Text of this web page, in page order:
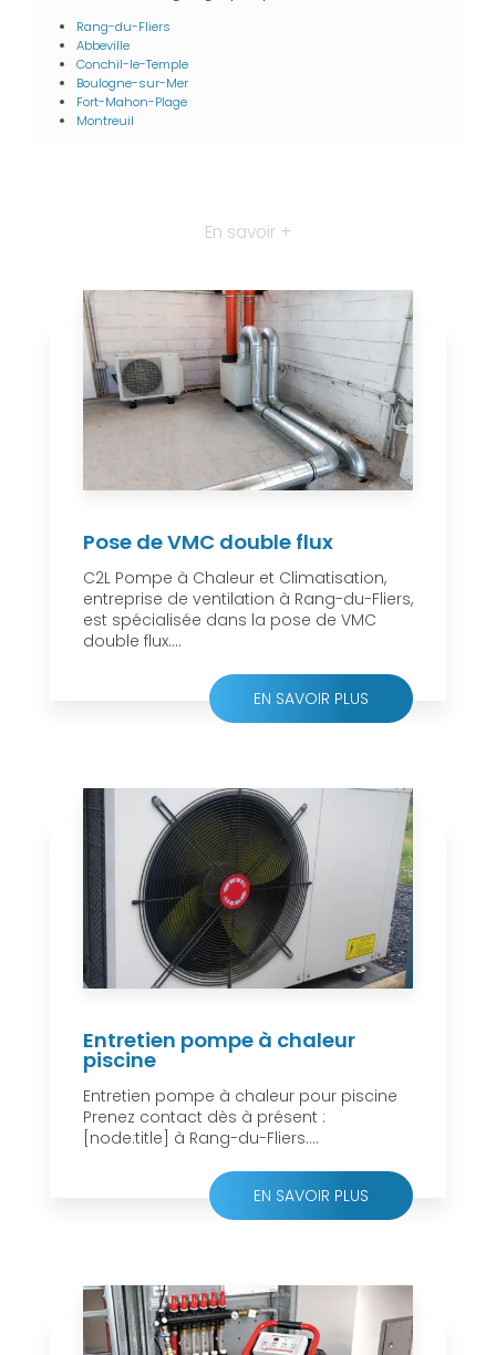
Rang-du-Fliers
Abbeville
Conchil-le-Temple
Boulogne-sur-Mer
Fort-Mahon-Plage
Montreuil
En savoir +
Pose de VMC double flux
C2L Pompe à Chaleur et Climatisation,
entreprise de ventilation à Rang-du-Fliers,
est spécialisée dans la pose de VMC
double flux....
EN SAVOIR PLUS
Entretien pompe à chaleur
piscine
Entretien pompe à chaleur pour piscine
Prenez contact dès à présent :
[node:title] à Rang-du-Fliers....
EN SAVOIR PLUS